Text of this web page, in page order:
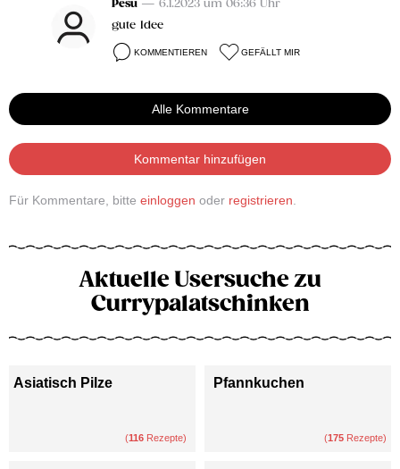
Pesu — 6.1.2023 um 06:36 Uhr
gute Idee
KOMMENTIEREN GEFÄLLT MIR
Alle Kommentare
Kommentar hinzufügen
Für Kommentare, bitte einloggen oder registrieren
Aktuelle Usersuche zu
Currypalatschinken
Asiatisch Pilze
(116 Rezepte)
Pfannkuchen
(175 Rezepte)